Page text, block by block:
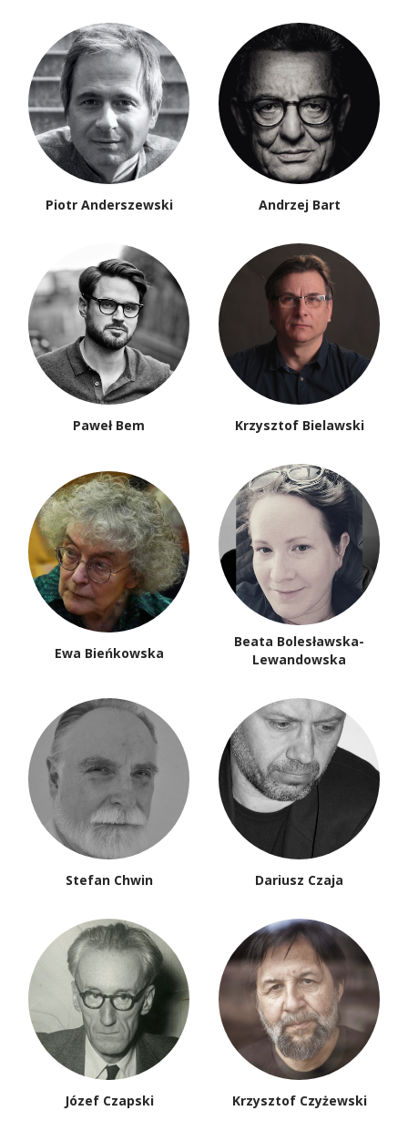
Piotr Anderszewski Andrzej Bart
Paweł Bem Krzysztof Bielawski
Ewa Bieńkowska
Beata Bolesławska-
Lewandowska
Stefan Chwin Dariusz Czaja
Józef Czapski Krzysztof Czyżewski